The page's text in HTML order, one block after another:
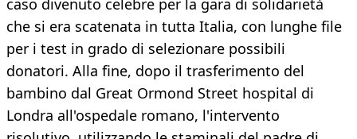
caso divenuto celebre per la gara di solidarietà
che si era scatenata in tutta Italia, con lunghe file
per i test in grado di selezionare possibili
donatori. Alla fine, dopo il trasferimento del
bambino dal Great Ormond Street hospital di
Londra all'ospedale romano, l'intervento